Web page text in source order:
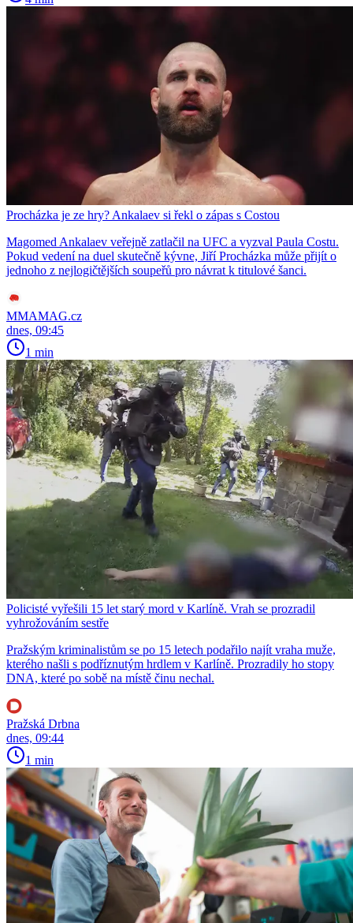
Procházka je ze hry? Ankalaev si řekl o zápas s Costou
Magomed Ankalaev veřejně zatlačil na UFC a vyzval Paula Costu.
Pokud vedení na duel skutečně kývne, Jiří Procházka může přijít o
jednoho z nejlogičtějších soupeřů pro návrat k titulové šanci.
MMAMAG.cz
dnes, 09:45
1 min
Policisté vyřešili 15 let starý mord v Karlíně. Vrah se prozradil
vyhrožováním sestře
Pražským kriminalistům se po 15 letech podařilo najít vraha muže,
kterého našli s podříznutým hrdlem v Karlíně. Prozradily ho stopy
DNA, které po sobě na místě činu nechal.
Pražská Drbna
dnes, 09:44
1 min